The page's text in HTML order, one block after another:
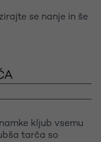
se nanje in še
kljub vsemu
tarča so